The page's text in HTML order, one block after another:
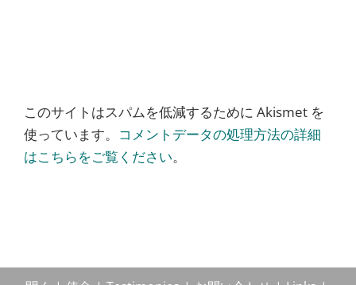
このサイトはスパムを低減するために Akismet を
使っています。 コメントデータの処理方法の詳細
はこちらをご覧ください。